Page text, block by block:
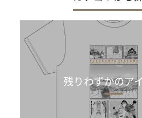
残りわずかのア